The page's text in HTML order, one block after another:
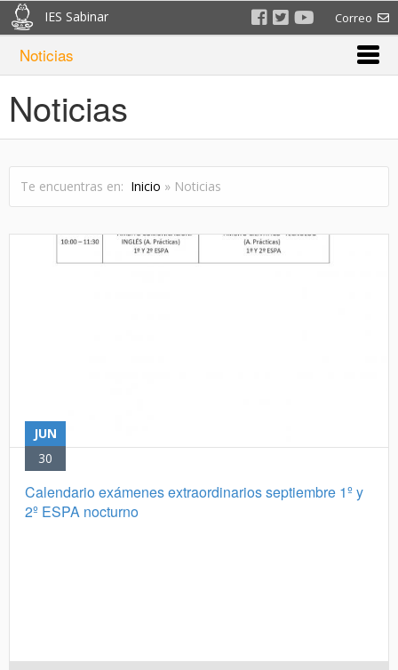
IES Sabinar Correo
Noticias
Noticias
Te encuentras en: Inicio » Noticias
JUN
30
Calendario exámenes extraordinarios septiembre 1º y
2º ESPA nocturno